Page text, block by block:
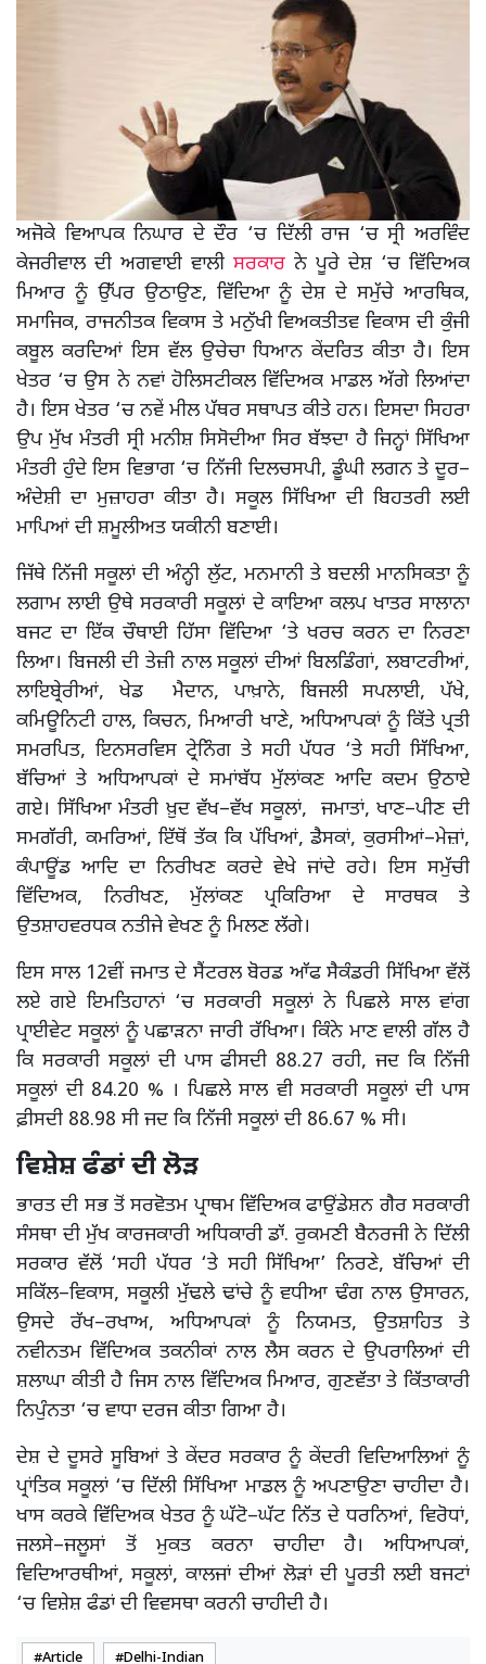
ਅਜੋਕੇ ਵਿਆਪਕ ਨਿਘਾਰ ਦੇ ਦੌਰ ‘ਚ ਦਿੱਲੀ ਰਾਜ ‘ਚ ਸ੍ਰੀ ਅਰਵਿੰਦ
ਕੇਜਰੀਵਾਲ ਦੀ ਅਗਵਾਈ ਵਾਲੀ ਸਰਕਾਰ ਨੇ ਪੂਰੇ ਦੇਸ਼ ‘ਚ ਵਿੱਦਿਅਕ
ਮਿਆਰ ਨੂੰ ਉੱਪਰ ਉਠਾਉਣ, ਵਿੱਦਿਆ ਨੂੰ ਦੇਸ਼ ਦੇ ਸਮੁੱਚੇ ਆਰਥਿਕ,
ਸਮਾਜਿਕ, ਰਾਜਨੀਤਕ ਵਿਕਾਸ ਤੇ ਮਨੁੱਖੀ ਵਿਅਕਤੀਤਵ ਵਿਕਾਸ ਦੀ ਕੁੰਜੀ
ਕਬੂਲ ਕਰਦਿਆਂ ਇਸ ਵੱਲ ਉਚੇਚਾ ਧਿਆਨ ਕੇਂਦਰਿਤ ਕੀਤਾ ਹੈ। ਇਸ
ਖੇਤਰ ‘ਚ ਉਸ ਨੇ ਨਵਾਂ ਹੋਲਿਸਟੀਕਲ ਵਿੱਦਿਅਕ ਮਾਡਲ ਅੱਗੇ ਲਿਆਂਦਾ
ਹੈ। ਇਸ ਖੇਤਰ ‘ਚ ਨਵੇਂ ਮੀਲ ਪੱਥਰ ਸਥਾਪਤ ਕੀਤੇ ਹਨ। ਇਸਦਾ ਸਿਹਰਾ
ਉਪ ਮੁੱਖ ਮੰਤਰੀ ਸ੍ਰੀ ਮਨੀਸ਼ ਸਿਸੋਦੀਆ ਸਿਰ ਬੱਝਦਾ ਹੈ ਜਿਨ੍ਹਾਂ ਸਿੱਖਿਆ
ਮੰਤਰੀ ਹੁੰਦੇ ਇਸ ਵਿਭਾਗ ‘ਚ ਨਿੱਜੀ ਦਿਲਚਸਪੀ, ਡੂੰਘੀ ਲਗਨ ਤੇ ਦੂਰ–
ਅੰਦੇਸ਼ੀ ਦਾ ਮੁਜ਼ਾਹਰਾ ਕੀਤਾ ਹੈ। ਸਕੂਲ ਸਿੱਖਿਆ ਦੀ ਬਿਹਤਰੀ ਲਈ
ਮਾਪਿਆਂ ਦੀ ਸ਼ਮੂਲੀਅਤ ਯਕੀਨੀ ਬਣਾਈ।
ਜਿੱਥੇ ਨਿੱਜੀ ਸਕੂਲਾਂ ਦੀ ਅੰਨ੍ਹੀ ਲੁੱਟ, ਮਨਮਾਨੀ ਤੇ ਬਦਲੀ ਮਾਨਸਿਕਤਾ ਨੂੰ
ਲਗਾਮ ਲਾਈ ਉਥੇ ਸਰਕਾਰੀ ਸਕੂਲਾਂ ਦੇ ਕਾਇਆ ਕਲਪ ਖਾਤਰ ਸਾਲਾਨਾ
ਬਜਟ ਦਾ ਇੱਕ ਚੌਥਾਈ ਹਿੱਸਾ ਵਿੱਦਿਆ ‘ਤੇ ਖਰਚ ਕਰਨ ਦਾ ਨਿਰਣਾ
ਲਿਆ। ਬਿਜਲੀ ਦੀ ਤੇਜ਼ੀ ਨਾਲ ਸਕੂਲਾਂ ਦੀਆਂ ਬਿਲਡਿੰਗਾਂ, ਲਬਾਟਰੀਆਂ,
ਲਾਇਬ੍ਰੇਰੀਆਂ, ਖੇਡ ਮੈਦਾਨ, ਪਾਖ਼ਾਨੇ, ਬਿਜਲੀ ਸਪਲਾਈ, ਪੱਖੇ,
ਕਮਿਊਨਿਟੀ ਹਾਲ, ਕਿਚਨ, ਮਿਆਰੀ ਖਾਣੇ, ਅਧਿਆਪਕਾਂ ਨੂੰ ਕਿੱਤੇ ਪ੍ਰਤੀ
ਸਮਰਪਿਤ, ਇਨਸਰਵਿਸ ਟ੍ਰੇਨਿੰਗ ਤੇ ਸਹੀ ਪੱਧਰ ‘ਤੇ ਸਹੀ ਸਿੱਖਿਆ,
ਬੱਚਿਆਂ ਤੇ ਅਧਿਆਪਕਾਂ ਦੇ ਸਮਾਂਬੱਧ ਮੁੱਲਾਂਕਣ ਆਦਿ ਕਦਮ ਉਠਾਏ
ਗਏ। ਸਿੱਖਿਆ ਮੰਤਰੀ ਖ਼ੁਦ ਵੱਖ–ਵੱਖ ਸਕੂਲਾਂ, ਜਮਾਤਾਂ, ਖਾਣ–ਪੀਣ ਦੀ
ਸਮਗੱਰੀ, ਕਮਰਿਆਂ, ਇੱਥੋਂ ਤੱਕ ਕਿ ਪੱਖਿਆਂ, ਡੈਸਕਾਂ, ਕੁਰਸੀਆਂ–ਮੇਜ਼ਾਂ,
ਕੰਪਾਊਂਡ ਆਦਿ ਦਾ ਨਿਰੀਖਣ ਕਰਦੇ ਵੇਖੇ ਜਾਂਦੇ ਰਹੇ। ਇਸ ਸਮੁੱਚੀ
ਵਿੱਦਿਅਕ, ਨਿਰੀਖਣ, ਮੁੱਲਾਂਕਣ ਪ੍ਰਕਿਰਿਆ ਦੇ ਸਾਰਥਕ ਤੇ
ਉਤਸ਼ਾਹਵਰਧਕ ਨਤੀਜੇ ਵੇਖਣ ਨੂੰ ਮਿਲਣ ਲੱਗੇ।
ਇਸ ਸਾਲ 12ਵੀਂ ਜਮਾਤ ਦੇ ਸੈਂਟਰਲ ਬੋਰਡ ਆੱਫ ਸੈਕੰਡਰੀ ਸਿੱਖਿਆ ਵੱਲੋਂ
ਲਏ ਗਏ ਇਮਤਿਹਾਨਾਂ ‘ਚ ਸਰਕਾਰੀ ਸਕੂਲਾਂ ਨੇ ਪਿਛਲੇ ਸਾਲ ਵਾਂਗ
ਪ੍ਰਾਈਵੇਟ ਸਕੂਲਾਂ ਨੂੰ ਪਛਾੜਨਾ ਜਾਰੀ ਰੱਖਿਆ। ਕਿੰਨੇ ਮਾਣ ਵਾਲੀ ਗੱਲ ਹੈ
ਕਿ ਸਰਕਾਰੀ ਸਕੂਲਾਂ ਦੀ ਪਾਸ ਫੀਸਦੀ 88.27 ਰਹੀ, ਜਦ ਕਿ ਨਿੱਜੀ
ਸਕੂਲਾਂ ਦੀ 84.20 % । ਪਿਛਲੇ ਸਾਲ ਵੀ ਸਰਕਾਰੀ ਸਕੂਲਾਂ ਦੀ ਪਾਸ
ਫ਼ੀਸਦੀ 88.98 ਸੀ ਜਦ ਕਿ ਨਿੱਜੀ ਸਕੂਲਾਂ ਦੀ 86.67 % ਸੀ।
ਵਿਸ਼ੇਸ਼ ਫੰਡਾਂ ਦੀ ਲੋੜ
ਭਾਰਤ ਦੀ ਸਭ ਤੋਂ ਸਰਵੋਤਮ ਪ੍ਰਾਥਮ ਵਿੱਦਿਅਕ ਫਾਉਂਡੇਸ਼ਨ ਗੈਰ ਸਰਕਾਰੀ
ਸੰਸਥਾ ਦੀ ਮੁੱਖ ਕਾਰਜਕਾਰੀ ਅਧਿਕਾਰੀ ਡਾੱ. ਰੁਕਮਣੀ ਬੈਨਰਜੀ ਨੇ ਦਿੱਲੀ
ਸਰਕਾਰ ਵੱਲੋਂ ‘ਸਹੀ ਪੱਧਰ ‘ਤੇ ਸਹੀ ਸਿੱਖਿਆ’ ਨਿਰਣੇ, ਬੱਚਿਆਂ ਦੀ
ਸਕਿੱਲ–ਵਿਕਾਸ, ਸਕੂਲੀ ਮੁੱਢਲੇ ਢਾਂਚੇ ਨੂੰ ਵਧੀਆ ਢੰਗ ਨਾਲ ਉਸਾਰਨ,
ਉਸਦੇ ਰੱਖ–ਰਖਾਅ, ਅਧਿਆਪਕਾਂ ਨੂੰ ਨਿਯਮਤ, ਉਤਸ਼ਾਹਿਤ ਤੇ
ਨਵੀਨਤਮ ਵਿੱਦਿਅਕ ਤਕਨੀਕਾਂ ਨਾਲ ਲੈਸ ਕਰਨ ਦੇ ਉਪਰਾਲਿਆਂ ਦੀ
ਸ਼ਲਾਘਾ ਕੀਤੀ ਹੈ ਜਿਸ ਨਾਲ ਵਿੱਦਿਅਕ ਮਿਆਰ, ਗੁਣਵੱਤਾ ਤੇ ਕਿੱਤਾਕਾਰੀ
ਨਿਪੁੰਨਤਾ ‘ਚ ਵਾਧਾ ਦਰਜ ਕੀਤਾ ਗਿਆ ਹੈ।
ਦੇਸ਼ ਦੇ ਦੂਸਰੇ ਸੂਬਿਆਂ ਤੇ ਕੇਂਦਰ ਸਰਕਾਰ ਨੂੰ ਕੇਂਦਰੀ ਵਿਦਿਆਲਿਆਂ ਨੂੰ
ਪ੍ਰਾਂਤਿਕ ਸਕੂਲਾਂ ‘ਚ ਦਿੱਲੀ ਸਿੱਖਿਆ ਮਾਡਲ ਨੂੰ ਅਪਣਾਉਣਾ ਚਾਹੀਦਾ ਹੈ।
ਖਾਸ ਕਰਕੇ ਵਿੱਦਿਅਕ ਖੇਤਰ ਨੂੰ ਘੱਟੋ–ਘੱਟ ਨਿੱਤ ਦੇ ਧਰਨਿਆਂ, ਵਿਰੋਧਾਂ,
ਜਲਸੇ–ਜਲੂਸਾਂ ਤੋਂ ਮੁਕਤ ਕਰਨਾ ਚਾਹੀਦਾ ਹੈ। ਅਧਿਆਪਕਾਂ,
ਵਿਦਿਆਰਥੀਆਂ, ਸਕੂਲਾਂ, ਕਾਲਜਾਂ ਦੀਆਂ ਲੋੜਾਂ ਦੀ ਪੂਰਤੀ ਲਈ ਬਜਟਾਂ
‘ਚ ਵਿਸ਼ੇਸ਼ ਫੰਡਾਂ ਦੀ ਵਿਵਸਥਾ ਕਰਨੀ ਚਾਹੀਦੀ ਹੈ।
Article Delhi-Indian